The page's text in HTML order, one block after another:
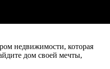
недвижимости, которая
дом своей мечты,